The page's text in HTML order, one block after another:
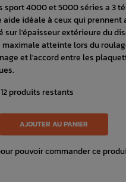
sport 4000 et 5000 séries a 3
idéale à ceux qui
sur l'épaisseur extérieure du
atteinte lors du
et l'accord entre les
12 produits restants
AJOUTER AU PANIER
pouvoir commander ce